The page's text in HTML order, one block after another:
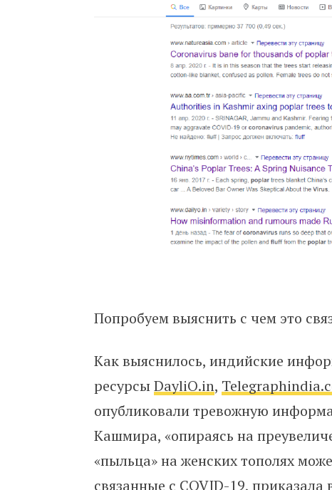
Попробуем выяснить с чем это
Как выяснилось, индийские
ресурсыDayliO.in,
опубликовали тревожную
Кашмира, «опираясь на
«пыльца» на женских тополях
связанные с COVID-19, приказала